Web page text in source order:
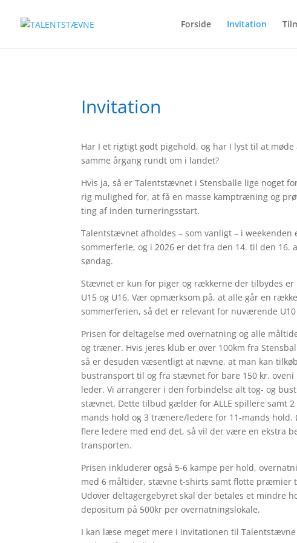
Forside Invitation
Invitation
Har I et rigtigt godt pigehold, og har I lyst til at
samme årgang rundt om i landet?
Hvis ja, så er Talentstævnet i Stensballe lige noget
rig mulighed for, at få en masse kamptræning og
ting af inden turneringsstart.
Talentstævnet afholdes – som vanligt – i weekenden
sommerferie, og i 2026er det fraden 14. tilden 16.
søndag.
Stævnet er kun for piger og rækkerne der tilbydes er
U15 og U16. Vær opmærksom på, at alle går en
sommerferien, så det er relevant for nuværende
Prisen for deltagelse med overnatning og alle
og træner. Hvis jeres klub er over 100km fra
så er desuden væsentligt at nævne, at man kan
bustransport til og fra stævnet for bare 150 kr.
leder. Vi arrangerer i den forbindelse alt tog- og
stævnet. Dette tilbud gælder for ALLE spillere samt
mands hold og 3 trænere/ledere for 11-mands hold.
flere ledere med end det, så vil der være en ekstra
transporten.
Prisen inkluderer også 5-6 kampe per hold,
med 6 måltider, stævne t-shirts samt flotte præmier
Udover deltagergebyret skal der betales et mindre
depositum på 500kr per overnatningslokale.
I kan læse meget mere i invitationen til